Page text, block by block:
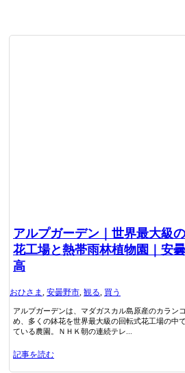
アルプガーデン｜世界最大級
花工場と熱帯雨林植物園｜安
高
おひさま , 安曇野市, 観る, 買う
アルプガーデンは、マダガスカル島原産のカラン
め、多くの鉢花を世界最大級の回転式花工場の中
ている農園。ＮＨＫ朝の連続テレ...
記事を読む